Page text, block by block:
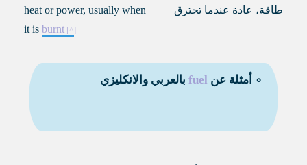
طاقة، عادة عندما تحترق
heat or power, usually when
it is burnt
∘ أمثلة عن fuel بالعربي والانكليزي